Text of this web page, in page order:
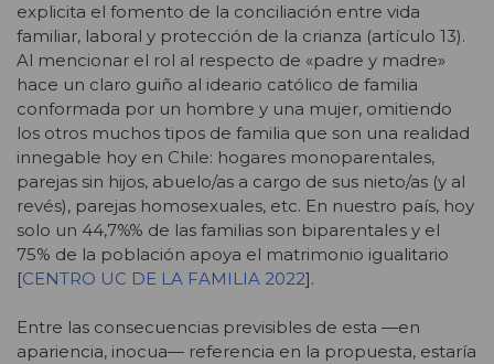
explicita el fomento de la conciliación entre vida
familiar, laboral y protección de la crianza (artículo 13).
Al mencionar el rol al respecto de «padre y madre»
hace un claro guiño al ideario católico de familia
conformada por un hombre y una mujer, omitiendo
los otros muchos tipos de familia que son una realidad
innegable hoy en Chile: hogares monoparentales,
parejas sin hijos, abuelo/as a cargo de sus nieto/as (y al
revés), parejas homosexuales, etc. En nuestro país, hoy
solo un 44,7%% de las familias son biparentales y el
75% de la población apoya el matrimonio igualitario
[CENTRO UC DE LA FAMILIA 2022].
Entre las consecuencias previsibles de esta —en
apariencia, inocua— referencia en la propuesta, estaría